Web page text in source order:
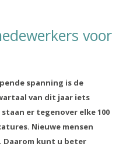
voor
spanning is de
van dit jaar iets
er tegenover elke 100
Nieuwe mensen
Daarom kunt u beter